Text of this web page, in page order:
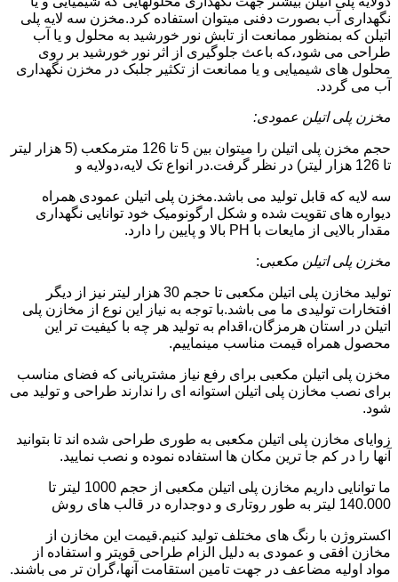
نگهداری آب بصورت دفنی میتوان استفاده کرد.مخزن سه لایه پلی
اتیلن که بمنظور ممانعت از تابش نور خورشید به محلول و یا آب
طراحی می شود،که باعث جلوگیری از اثر نور خورشید بر روی
محلول های شیمیایی و یا ممانعت از تکثیر جلبک در مخزن نگهداری
آب می گردد.
مخزن پلی اتیلن عمودی:
حجم مخزن پلی اتیلن را میتوان بین 5 تا 126 مترمکعب (5 هزار لیتر
تا 126 هزار لیتر) در نظر گرفت.در انواع تک لایه،دولایه و
سه لایه که قابل تولید می باشد.مخزن پلی اتیلن عمودی همراه
دیواره های تقویت شده و شکل ارگونومیک خود توانایی نگهداری
مقدار بالایی از مایعات با PH بالا و پایین را دارد.
مخزن پلی اتیلن مکعبی:
تولید مخازن پلی اتیلن مکعبی تا حجم 30 هزار لیتر نیز از دیگر
افتخارات تولیدی ما می باشد.با توجه به نیاز این نوع از مخازن پلی
اتیلن در استان هرمزگان،اقدام به تولید هر چه با کیفیت تر این
محصول همراه قیمت مناسب مینماییم.
مخزن پلی اتیلن مکعبی برای رفع نیاز مشتریانی که فضای مناسب
برای نصب مخازن پلی اتیلن استوانه ای را ندارند طراحی و تولید می
شود.
زوایای مخازن پلی اتیلن مکعبی به طوری طراحی شده اند تا بتوانید
آنها را در کم جا ترین مکان ها استفاده نموده و نصب نمایید.
ما توانایی داریم مخازن پلی اتیلن مکعبی از حجم 1000 لیتر تا
140.000 لیتر به طور روتاری و دوجداره در قالب های روش
اکستروژن با رنگ های مختلف تولید کنیم.قیمت این مخازن از
مخازن افقی و عمودی به دلیل الزام طراحی قویتر و استفاده از
مواد اولیه مضاعف در جهت تامین استقامت آنها،گران تر می باشند.